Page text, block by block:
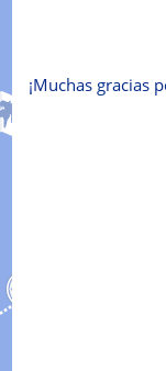
¡Muchas gracias